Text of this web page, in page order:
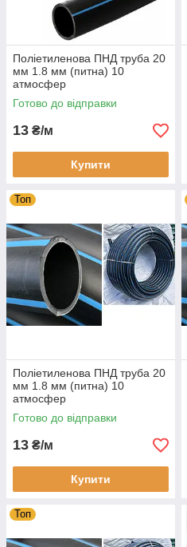
Поліетиленова ПНД труба 20
мм 1.8 мм (питна) 10
атмосфер
Готово до відправки
13 ₴/м
Купити
Топ
Поліетиленова ПНД труба 20
мм 1.8 мм (питна) 10
атмосфер
Готово до відправки
13 ₴/м
Купити
Топ